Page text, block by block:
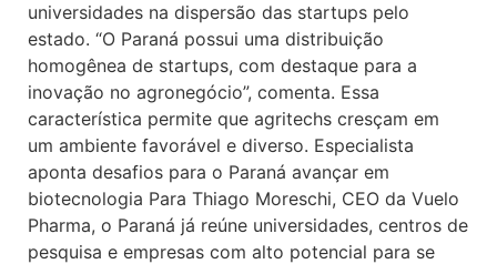
universidades na dispersão das startups pelo
estado. “O Paraná possui uma distribuição
homogênea de startups, com destaque para a
inovação no agronegócio”, comenta. Essa
característica permite que agritechs cresçam em
um ambiente favorável e diverso. Especialista
aponta desafios para o Paraná avançar em
biotecnologia Para Thiago Moreschi, CEO da Vuelo
Pharma, o Paraná já reúne universidades, centros de
pesquisa e empresas com alto potencial para se